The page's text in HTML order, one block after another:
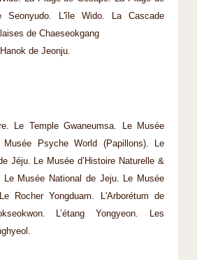
Seonyudo. L'île Wido. La Cascade
de Chaeseokgang
de Jeonju.
Le Temple Gwaneumsa. Le Musée
Psyche World (Papillons). Le
Jéju. Le Musée d’Histoire Naturelle &
Musée National de Jeju. Le Musée
Rocher Yongduam. L'Arborétum de
L’étang Yongyeon. Les